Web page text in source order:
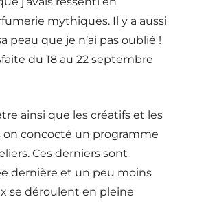
mythiques. Il y a aussi
peau que je n’ai pas oublié !
du 18 au 22 septembre
ainsi que les créatifs et les
on concocté un programme
Ces derniers sont
dernière et un peu moins
se déroulent en pleine